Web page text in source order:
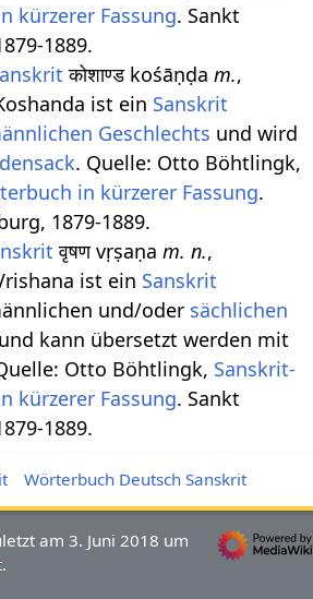
kürzerer Fassung. Sankt
1889.
कोशाण्ड kośāṇḍa m.,
ist ein Sanskrit
Geschlechts und wird
. Quelle: Otto Böhtlingk,
in kürzerer Fassung.
1879-1889.
वृषण vṛṣaṇa m. n.,
ist ein Sanskrit
und/oder sächlichen
und kann übersetzt werden mit
Otto Böhtlingk, Sanskrit-
kürzerer Fassung. Sankt
1889.
Wörterbuch Deutsch Sanskrit
am 3. Juni 2018 um